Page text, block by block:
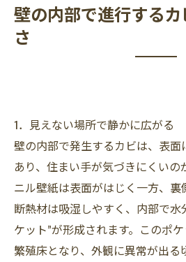
壁の内部で進行する
さ
1．見えない場所で静かに広がる
壁の内部で発生するカビは、表
あり、住まい手が気づきにくいの
ニル壁紙は表面がはじく一方、裏
断熱材は吸湿しやすく、内部で水
ケット”が形成されます。このポ
繁殖床となり、外観に異常が出る